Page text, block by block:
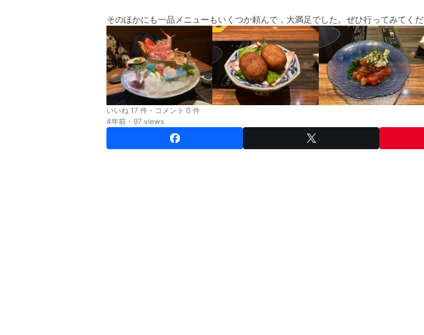
そのほかにも一品メニューもいくつか頼んで，大満足でした。ぜひ行ってみてくだ
いいね 17 件・コメント 0 件
4年前・97 views